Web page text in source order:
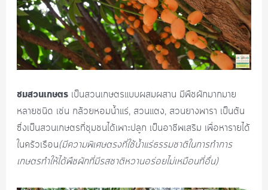
ชมสวนเกษตรเป็นสวนเกษตรแบบผสมผสาน มีพืชผักมากมาย
หลายชนิด เช่น กล้วยหอมน้ำแร่, สวนแตง, สวนยางพารา เป็นต้น
ซึ่งเป็นสวนเกษตรที่ชุมชนได้เพาะปลูก เป็นอาชีพเสริม เพื่อหารายได้
ในครัวเรือน(มีความพิเศษตรงที่ใช้น้ำแร่ธรรมชาติในการทำการ
เกษตรทำให้ได้พืชผักที่มีรสชาติหวานอร่อยไม่เหมือนที่อื่น)